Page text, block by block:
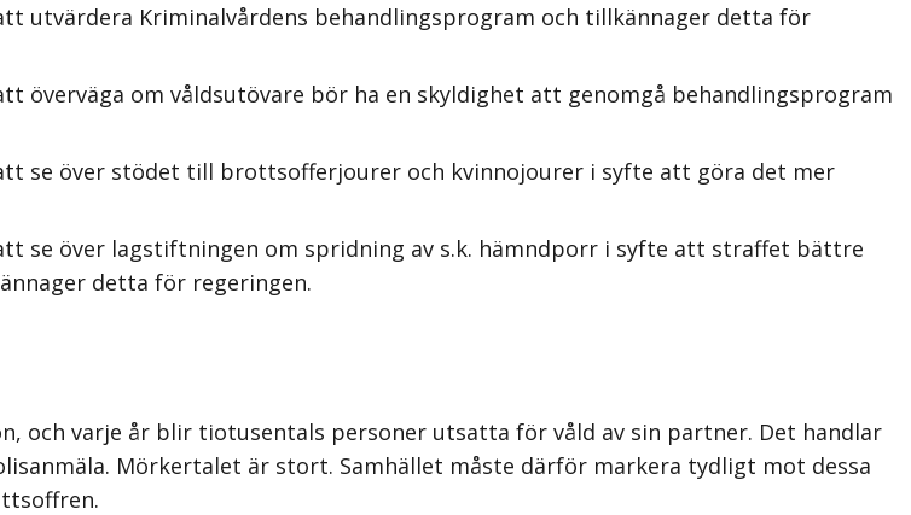
utvärdera Kriminalvårdens behandlingsprogram och tillkännager detta för
överväga om våldsutövare bör ha en skyldighet att genomgå behandlingsprogram
se över stödet till brottsofferjourer och kvinnojourer i syfte att göra det mer
se över lagstiftningen om spridning av s.k. hämndporr i syfte att straffet bättre
detta för regeringen.
och varje år blir tiotusentals personer utsatta för våld av sin partner. Det handlar
Mörkertalet är stort. Samhället måste därför markera tydligt mot dessa